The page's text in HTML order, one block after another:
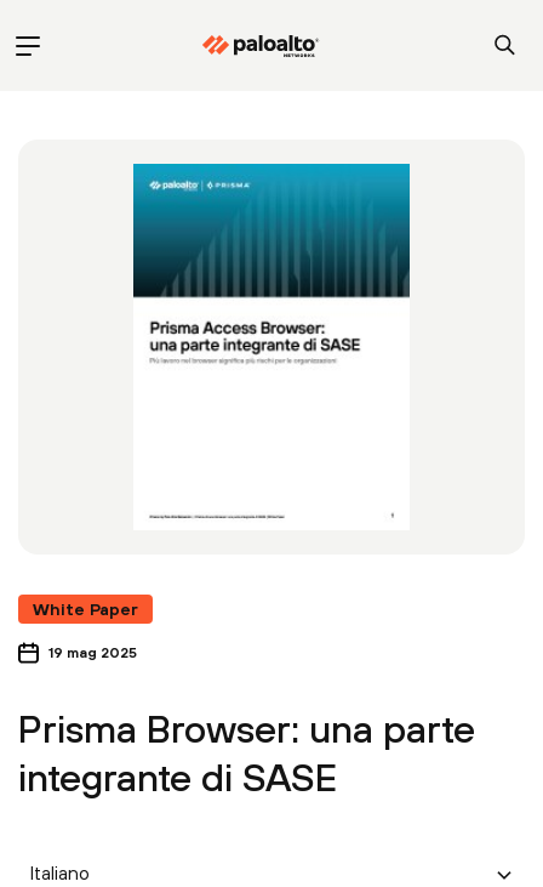
White Paper
19 mag 2025
Prisma Browser: una parte
integrante di SASE
Italiano